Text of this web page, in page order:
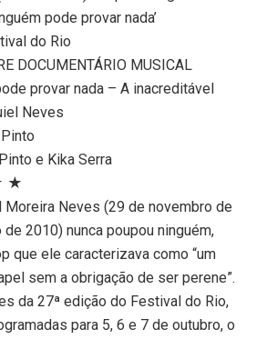
pode provar nada’
do Rio
DOCUMENTÁRIO MUSICAL
provar nada – A inacreditável
Neves
e Kika Serra
★
Neves (29 de novembro de
2010) nunca poupou ninguém,
que ele caracterizava como “um
sem a obrigação de ser perene”.
da 27ª edição do Festival do Rio,
para 5, 6 e 7 de outubro, o